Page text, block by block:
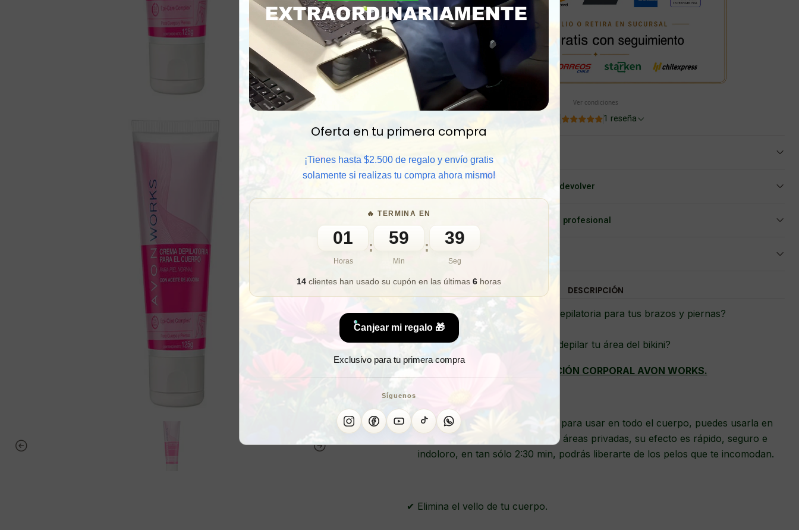
Oferta en tu primera compra
¡Tienes hasta $2.500 de regalo y envío gratis
solamente si realizas tu compra ahora mismo!
🔥 TERMINA EN
01
Horas
: 59
Min
: 37
Seg
14 clientes han usado su cupón en las últimas 6 horas
Canjear mi regalo 🎁
Exclusivo para tu primera compra
Síguenos
Ver condiciones
1 reseña
⏰ Garantía 8 meses para cambiar o devolver
🧑‍💼 Atención al cliente y/o Asesoría profesional
🎁 Lo quiero para regalo
DESCRIPCIÓN
¿Buscas una crema depilatoria para tus brazos y piernas?
¿Deseas depilar tu área del bikini?
CREMA DEPILACIÓN CORPORAL AVON WORKS.
Espectacular crema depilatoria para usar en todo el cuerpo, puedes usarla en
piernas, brazos, axilas y otras áreas privadas, su efecto es rápido, seguro e
indoloro, en tan sólo 2:30 min, podrás liberarte de los pelos que te incomodan.
✔ Elimina el vello de tu cuerpo.